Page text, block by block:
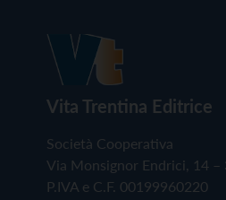
Vita Trentina Editrice
Società Cooperativa
Via Monsignor Endrici, 14 –
P.IVA e C.F. 00199960220